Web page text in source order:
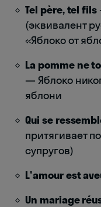
Tel père, tel fils
(эквивалент
«Яблоко от
La pomme ne
— Яблоко
яблони
Qui se
притягивает
супругов)
L'amour est
Un mariage